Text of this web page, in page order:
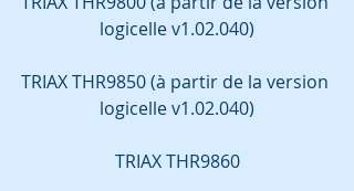
logicelle v1.02.040)
TRIAX THR9850 (à partir de la version
logicelle v1.02.040)
TRIAX THR9860